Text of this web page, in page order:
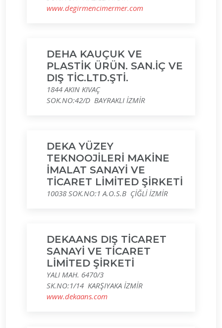
www.degirmencimermer.com
DEHA KAUÇUK VE
PLASTİK ÜRÜN. SAN.İÇ VE
DIŞ TİC.LTD.ŞTİ.
1844 AKIN KIVAÇ
SOK.NO:42/D BAYRAKLI İZMİR
DEKA YÜZEY
TEKNOOJİLERİ MAKİNE
İMALAT SANAYİ VE
TİCARET LİMİTED ŞİRKETİ
10038 SOK.NO:1 A.O.S.B ÇİĞLİ İZMİR
DEKAANS DIŞ TİCARET
SANAYİ VE TİCARET
LİMİTED ŞİRKETİ
YALI MAH. 6470/3
SK.NO:1/14 KARŞIYAKA İZMİR
www.dekaans.com